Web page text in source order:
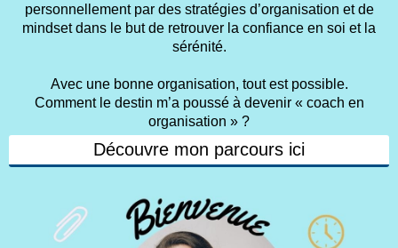
personnellement par des stratégies d’organisation et de
mindset dans le but de retrouver la confiance en soi et la
sérénité.
Avec une bonne organisation, tout est possible.
Comment le destin m’a poussé à devenir « coach en
organisation » ?
Découvre mon parcours ici